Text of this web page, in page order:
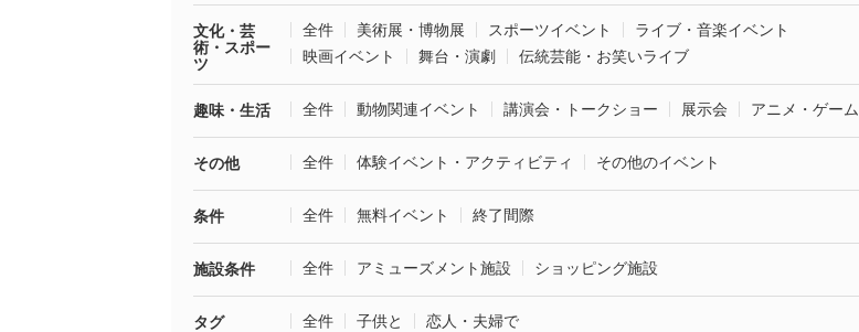
文化・芸
術・スポー
ツ
全件 美術展・博物展 スポーツイベント
ライブ・音楽イベント
映画イベント
舞台・演劇 伝統芸能・お笑いライブ
趣味・生活 全件 動物関連イベント 講演会・トークショー 展示会 アニメ・ゲーム
その他 全件 体験イベント・アクティビティ その他のイベント
条件 全件 無料イベント 終了間際
施設条件 全件 アミューズメント施設 ショッピング施設
タグ 全件 子供と 恋人・夫婦で